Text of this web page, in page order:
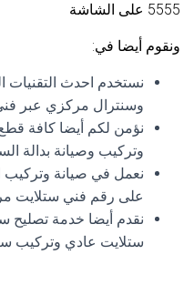
5555 على الشاشة
ونقوم أيضا في:
نستخدم احدث
وسنترال مركزي عبر فني
نؤمن لكم أيضا كافة
وتركيب وصيانة بدالة
نعمل في صيانة وتركيب
على رقم فني ستلايت مركزي
نقدم أيضا خدمة تصليح
ستلايت عادي وتركيب